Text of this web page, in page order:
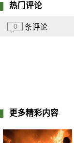
热门评论
0 条评论
更多精彩内容